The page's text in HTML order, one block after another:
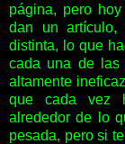
página, pero
dan un artículo,
distinta, lo que
cada una de las
altamente
que cada vez
alrededor de lo
pesada, pero si